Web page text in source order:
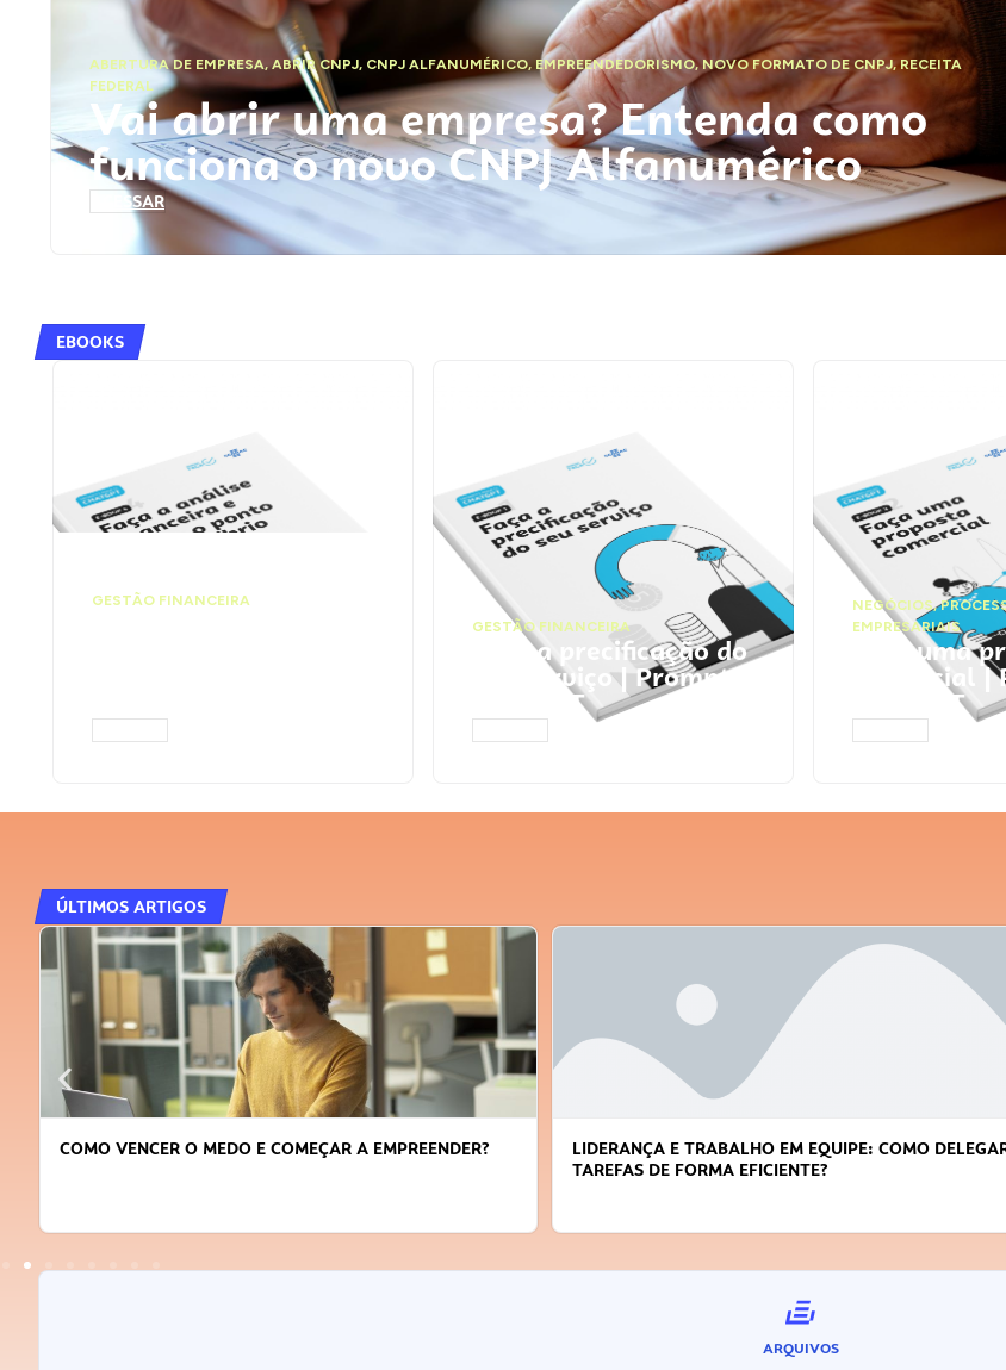
ABERTURA DE EMPRESA,ABRIR CNPJ, CNPJ ALFANUMÉRICO, EMPREENDEDORISMO,NOVO FORMATO DE CNPJ,RECEITA
FEDERAL
Vai abrir uma empresa? Entenda como
funciona o novo CNPJ Alfanumérico
ACESSAR
EBOOKS
GESTÃO FINANCEIRA
GESTÃO FINANCEIRA
Faça a precificação do
seu serviço | Prompts
ChatGPT
NEGÓCIOS,
EMPRESARIAIS
Faça uma
comercial
ChatGPT
ÚLTIMOS ARTIGOS
COMO VENCER O MEDO E COMEÇAR A EMPREENDER?
LIDERANÇA E TRABALHO EM EQUIPE: COMO
TAREFAS DE FORMA EFICIENTE?
ARQUIVOS